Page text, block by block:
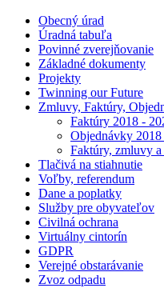
Obecný úrad
Úradná tabuľa
Povinné zverejňovanie
Základné dokumenty
Projekty
Twinning our Future
Zmluvy, Faktúry,
Faktúry 2018 -
Objednávky
Faktúry, zmluvy
Tlačivá na stiahnutie
Voľby, referendum
Dane a poplatky
Služby pre obyvateľov
Civilná ochrana
Virtuálny cintorín
GDPR
Verejné obstarávanie
Zvoz odpadu